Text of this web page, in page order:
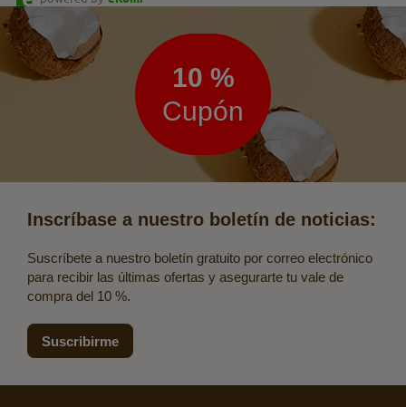
Boletín
de
noticias
10 %
Cupón
Inscríbase a nuestro boletín de noticias:
Suscríbete a nuestro boletín gratuito por correo electrónico
para recibir las últimas ofertas y asegurarte tu vale de
compra del 10 %.
Suscribirme